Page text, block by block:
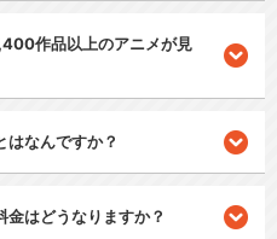
作品以上のアニメが見
はなんですか？
金はどうなりますか？